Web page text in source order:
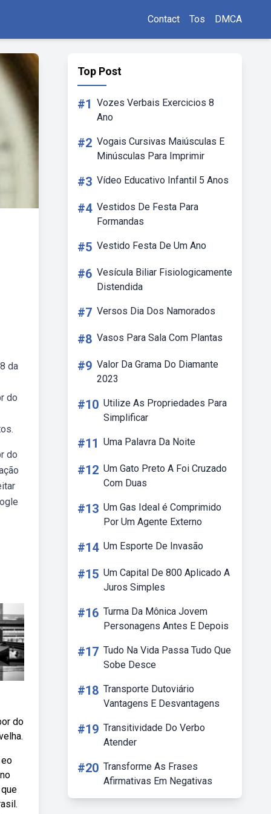
Contact Tos DMCA
da
do
do
do
Top Post
#1 Vozes Verbais Exercicios 8
Ano
#2 Vogais Cursivas Maiúsculas E
Minúsculas Para Imprimir
#3 Vídeo Educativo Infantil 5 Anos
#4 Vestidos De Festa Para
Formandas
#5 Vestido Festa De Um Ano
#6 Vesícula Biliar Fisiologicamente
Distendida
#7 Versos Dia Dos Namorados
#8 Vasos Para Sala Com Plantas
#9 Valor Da Grama Do Diamante
2023
#10 Utilize As Propriedades Para
Simplificar
#11 Uma Palavra Da Noite
#12 Um Gato Preto A Foi Cruzado
Com Duas
#13 Um Gas Ideal é Comprimido
Por Um Agente Externo
#14 Um Esporte De Invasão
#15 Um Capital De 800 Aplicado A
Juros Simples
#16 Turma Da Mônica Jovem
Personagens Antes E Depois
#17 Tudo Na Vida Passa Tudo Que
Sobe Desce
#18 Transporte Dutoviário
Vantagens E Desvantagens
#19 Transitividade Do Verbo
Atender
#20 Transforme As Frases
Afirmativas Em Negativas